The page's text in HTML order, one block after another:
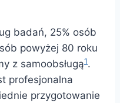
badań, 25% osób
powyżej 80 roku
z samoobsługą1.
profesjonalna
przygotowanie